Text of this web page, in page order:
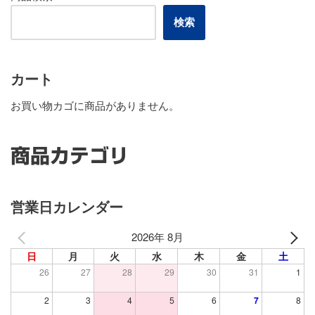
検索
カート
お買い物カゴに商品がありません。
商品カテゴリ
営業日カレンダー
2026年 8月
日 月 火 水 木 金 土
26 27 28 29 30 31 1
2 3 4 5 6 7 8